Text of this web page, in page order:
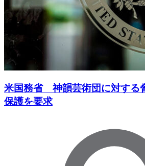
米国務省 神韻芸術団に対する
保護を要求